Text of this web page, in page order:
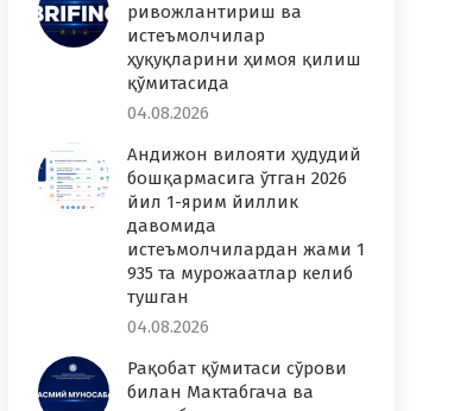
ривожлантириш ва
истеъмолчилар
ҳуқуқларини ҳимоя қилиш
қўмитасида
04.08.2026
Андижон вилояти ҳудудий
бошқармасига ўтган 2026
йил 1-ярим йиллик
давомида
истеъмолчилардан жами 1
935 та мурожаатлар келиб
тушган
04.08.2026
Рақобат қўмитаси сўрови
билан Мактабгача ва